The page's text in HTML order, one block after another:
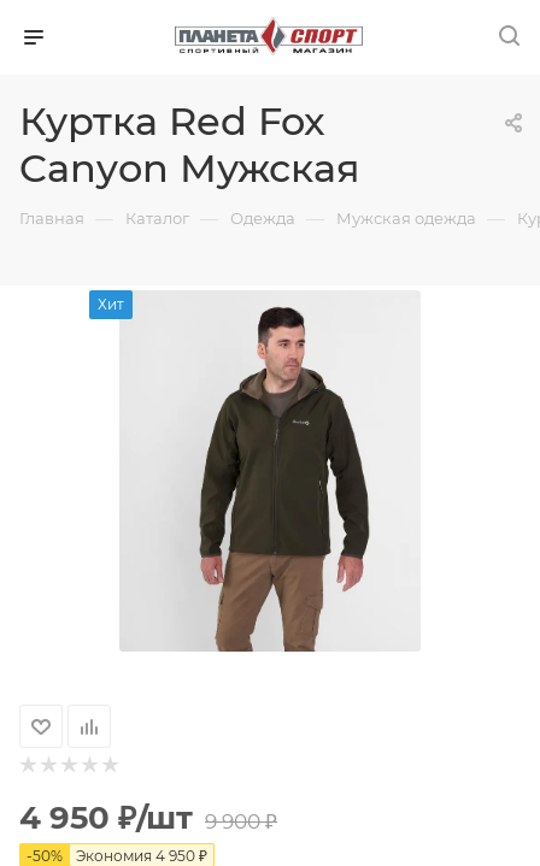
Куртка Red Fox
Canyon Мужская
Главная — Каталог — Одежда — Мужская одежда —
Хит
4 950 ₽/шт 9 900₽
-50% Экономия 4 950 ₽